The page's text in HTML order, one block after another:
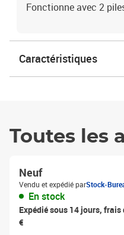
Fonctionne avec 2
Caractéristiques
Toutes les
Neuf
Vendu et expédié parStock-
En stock
Expédié sous 14 jours,
€